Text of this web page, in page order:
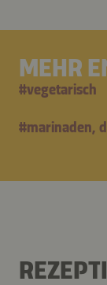
MEHR
#vegetarisch
#marinaden,